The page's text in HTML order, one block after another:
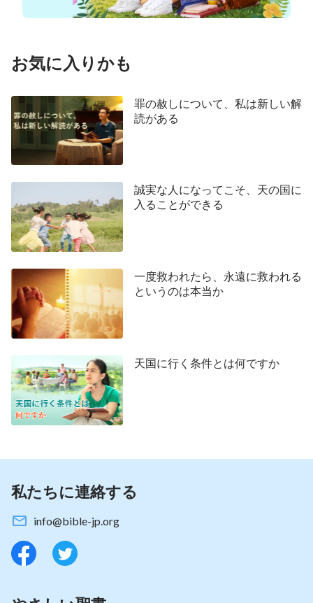
と悟ったのです。
佐藤恵和：
ージを読み、私も皆さんにお話したいことがありま
す。
松本愛：
ようこそ。
ムイ：
まるで、かつて収税人であった当時のマタイのよ
うに、主イエス様が 「わたしに従ってきなさい」
（マタイによる福音書 9:9),と彼に言われるのを聞い
て、彼は立ち上がり、そのまま主についていきまし
た。また、聖書には次も記録されています。主イエ
ス様との短い会話を交わした後、ナタナエルは
タナエルは答えた、『先生、あなたは神の子です。
あなたはイスラエルの王です』」
音書 1:49)と言い、主についていきました。また、
佐藤恵和：
ナタナエル、マタイなどの人々はすべて、主の御言
し、主についていきました。同様に、サマリア人の
お気に入りかも
罪の赦しについて、私は新しい解
読がある
誠実な人になってこそ、天の国に
入ることができる
一度救われたら、永遠に救われる
というのは本当か
天国に行く条件とは何ですか
私たちに連絡する
info@bible-jp.org